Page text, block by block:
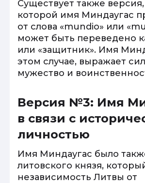
Существует также
которой имя Миндаугас
от слова «mundio» или
может быть переведено
или «защитник». Имя
этом случае, выражает
мужество и
Версия №3: Имя
в связи с
личностью
Имя Миндаугас было
литовского князя,
независимость Литвы от